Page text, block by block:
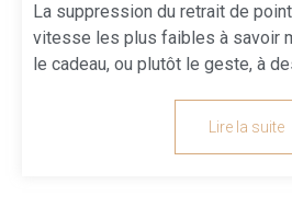
La suppression du retrait de
vitesse les plus faibles à savoir
le cadeau, ou plutôt le geste, à
Lire la suite